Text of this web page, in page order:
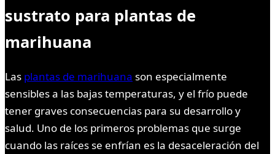
sustrato para plantas de
marihuana
Las plantas de marihuana son especialmente
sensibles a las bajas temperaturas, y el frío puede
tener graves consecuencias para su desarrollo y
salud. Uno de los primeros problemas que surge
cuando las raíces se enfrían es la desaceleración del